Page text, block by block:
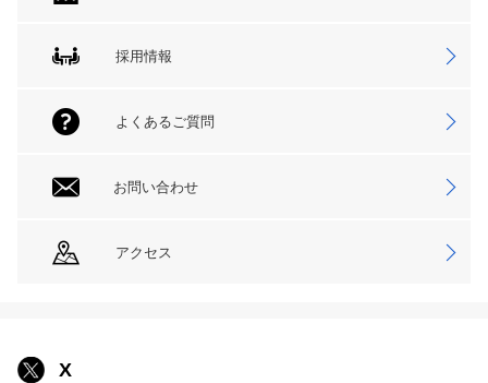
採用情報
よくあるご質問
お問い合わせ
アクセス
X